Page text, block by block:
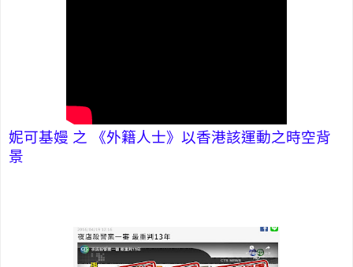
妮可基嫚 之 《外籍人士》以香港該運動之時空背
景